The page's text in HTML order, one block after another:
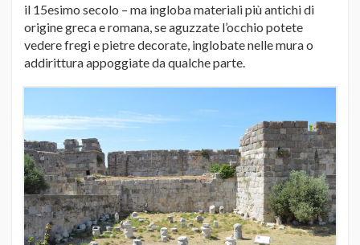
il 15esimo secolo – ma ingloba materiali più antichi di
origine greca e romana, se aguzzate l’occhio potete
vedere fregi e pietre decorate, inglobate nelle mura o
addirittura appoggiate da qualche parte.